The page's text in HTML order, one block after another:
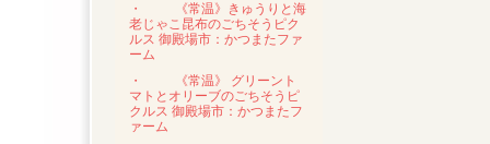
・
《常温》きゅうりと海
老じゃこ昆布のごちそうピク
ルス 御殿場市：かつまたファ
ーム
・
《常温》 グリーント
マトとオリーブのごちそうピ
クルス 御殿場市：かつまたフ
ァーム